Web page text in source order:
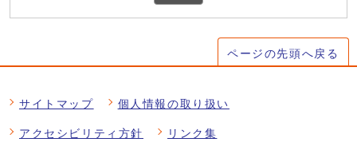
ページの先頭へ戻る
サイトマップ 個人情報の取り扱い
アクセシビリティ方針 リンク集